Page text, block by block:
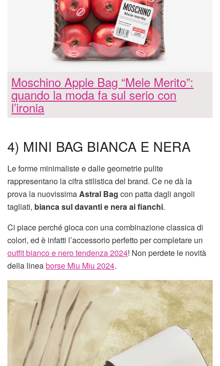
Moschino Apple Bag “Mele Merito”:
quando la moda fa sul serio con
l’ironia
4) MINI BAG BIANCA E NERA
Le forme minimaliste e dalle geometrie pulite
rappresentano la cifra stilistica del brand. Ce ne dà la
prova la nuovissimaAstral Bag con patta dagli angoli
tagliati, bianca sul davanti e nera ai fianchi.
Ci piace perché gioca con una combinazione classica di
colori, ed è infatti l’accessorio perfetto per completare un
outfit bianco e nero tendenza 2024! Non perdete le novità
della lineaborse Miu Miu 2024.